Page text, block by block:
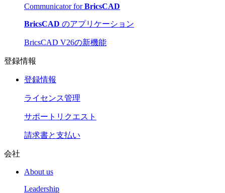
Communicator forBricsCAD
BricsCAD のアプリケーション
BricsCAD V26の新機能
登録情報
登録情報
ライセンス管理
サポートリクエスト
請求書と支払い
会社
About us
Leadership